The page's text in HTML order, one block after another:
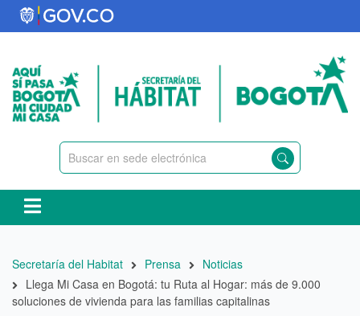
Pasar
al
principal
Ruta
de
navegación
Secretaría del Habitat Prensa
Noticias
Llega Mi Casa en Bogotá: tu Ruta al Hogar: más de 9.000
soluciones de vivienda para las familias capitalinas